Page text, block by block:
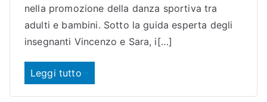
nella promozione della danza sportiva tra
adulti e bambini. Sotto la guida esperta degli
insegnanti Vincenzo e Sara, i[…]
Leggi tutto